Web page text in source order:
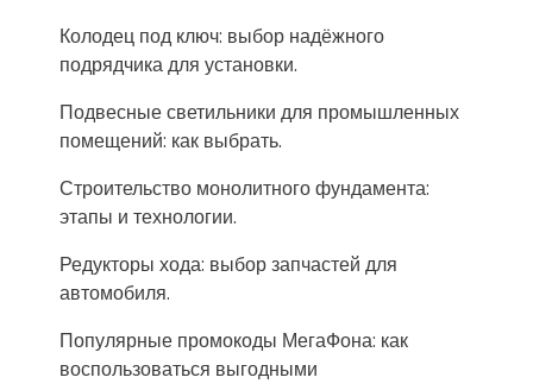
Колодец под ключ: выбор надёжного
подрядчика для установки.
Подвесные светильники для промышленных
помещений: как выбрать.
Строительство монолитного фундамента:
этапы и технологии.
Редукторы хода: выбор запчастей для
автомобиля.
Популярные промокоды МегаФона: как
воспользоваться выгодными